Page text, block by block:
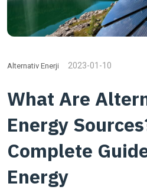
Alternativ Enerji 2023-01-10
What Are
Energy
Complete
Energy